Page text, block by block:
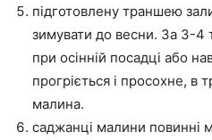
підготовлену траншею
зимувати до весни. За 3-4
при осінній посадці або
прогріється і просохне,
малина.
саджанці малини повинні